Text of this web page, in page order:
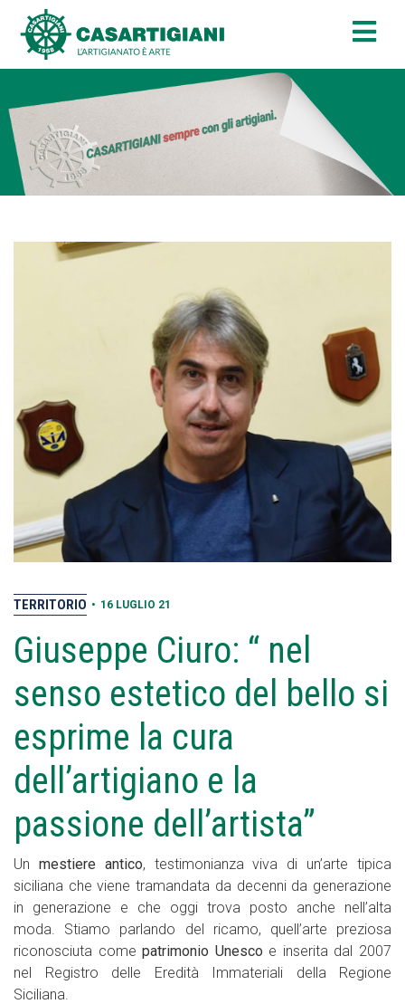
TERRITORIO • 16 LUGLIO 21
Giuseppe Ciuro: “ nel
senso estetico del bello si
esprime la cura
dell’artigiano e la
passione dell’artista”
Un mestiere antico, testimonianza viva di un’arte tipica
siciliana che viene tramandata da decenni da generazione
in generazione e che oggi trova posto anche nell’alta
moda. Stiamo parlando del ricamo, quell’arte preziosa
riconosciuta come patrimonio Unesco e inserita dal 2007
nel Registro delle Eredità Immateriali della Regione
Siciliana.